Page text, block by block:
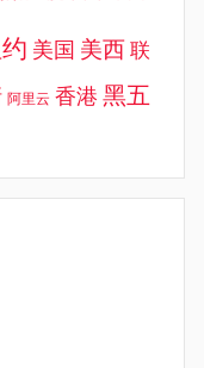
美国 美西 联
阿里云 香港 黑五